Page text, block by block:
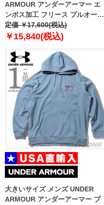
ARMOUR アンダーアーマー エ
ンボス加工 フリース プルオーバ
ー パーカー USA直輸入
6004092-035
定価 ￥17,600(税込)
￥15,840(税込)
大きいサイズ メンズ UNDER
ARMOUR アンダーアーマー プ